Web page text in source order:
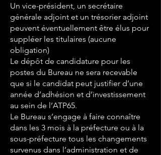
Un vice-président, un secrétaire
générale adjoint et un trésorier adjoint
peuvent éventuellement être élus pour
suppléer les titulaires (aucune
obligation)
Le dépôt de candidature pour les
postes du Bureau ne sera recevable
que si le candidat peut justifier d’une
année d’adhésion et d’investissement
au sein de l’ATP65.
Le Bureau s’engage à faire connaître
dans les 3 mois à la préfecture ou à la
sous-préfecture tous les changements
survenus dans l’administration et de